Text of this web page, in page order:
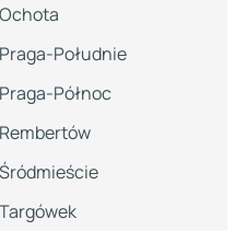
Południe
Północ